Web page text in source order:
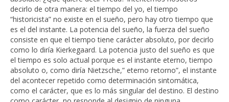
decirlo de otra manera: el tiempo del yo, el tiempo
“historicista” no existe en el sueño, pero hay otro tiempo que
es el del instante. La potencia del sueño, la fuerza del sueño
consiste en que el tiempo tiene carácter absoluto, por decirlo
como lo diría Kierkegaard. La potencia justo del sueño es que
el tiempo es solo actual porque es el instante eterno, tiempo
absoluto o, como diría Nietzsche,” eterno retorno”, el instante
del acontecer repetido como determinación sintomática,
como el carácter, que es lo más singular del destino. El destino